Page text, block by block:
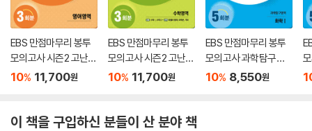
EBS 만점마무리 봉투
모의고사 시즌2 고난도
영어영역 3회분 (2026
10% 11,700원
EBS 만점마무리 봉투
모의고사 시즌2 고난도
수학영역 3회분 (2026
10% 11,700원
EBS 만점마무리 봉투
모의고사 과학탐구영
역 화학1 5회분 (2026
10% 8,550원
이 책을 구입하신 분들이 산 분야 책